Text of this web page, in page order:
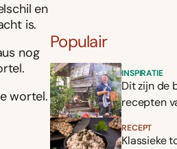
en
is.
nog
wortel.
Populair
INSPIRATIE
Dit zijn de
recepten
RECEPT
Klassieke